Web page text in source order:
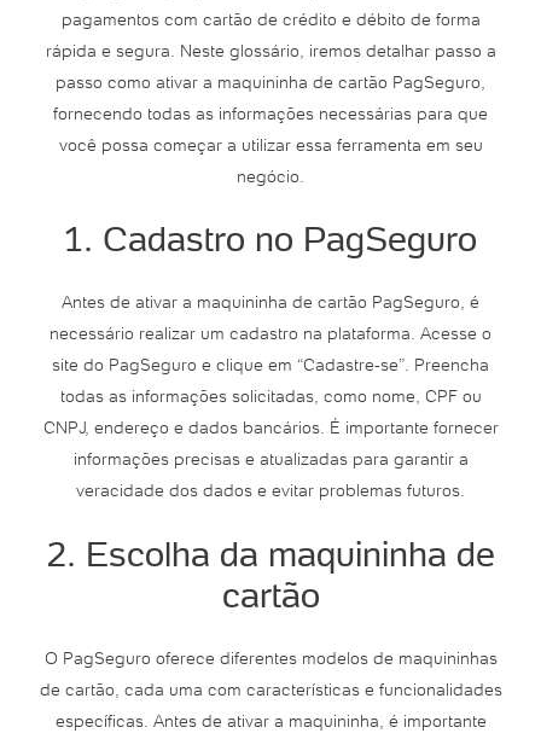
pagamentos com cartão de crédito e débito de forma
rápida e segura. Neste glossário, iremos detalhar passo a
passo como ativar a maquininha de cartão PagSeguro,
fornecendo todas as informações necessárias para que
você possa começar a utilizar essa ferramenta em seu
negócio.
1. Cadastro no PagSeguro
Antes de ativar a maquininha de cartão PagSeguro, é
necessário realizar um cadastro na plataforma. Acesse o
site do PagSeguro e clique em “Cadastre-se”. Preencha
todas as informações solicitadas, como nome, CPF ou
CNPJ, endereço e dados bancários. É importante fornecer
informações precisas e atualizadas para garantir a
veracidade dos dados e evitar problemas futuros.
2. Escolha da maquininha de
cartão
O PagSeguro oferece diferentes modelos de maquininhas
de cartão, cada uma com características e funcionalidades
específicas. Antes de ativar a maquininha, é importante